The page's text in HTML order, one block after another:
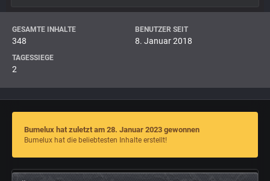
GESAMTE INHALTE
348
BENUTZER SEIT
8. Januar 2018
TAGESSIEGE
2
Bumelux hat zuletzt am 28. Januar 2023 gewonnen
Bumelux hat die beliebtesten Inhalte erstellt!